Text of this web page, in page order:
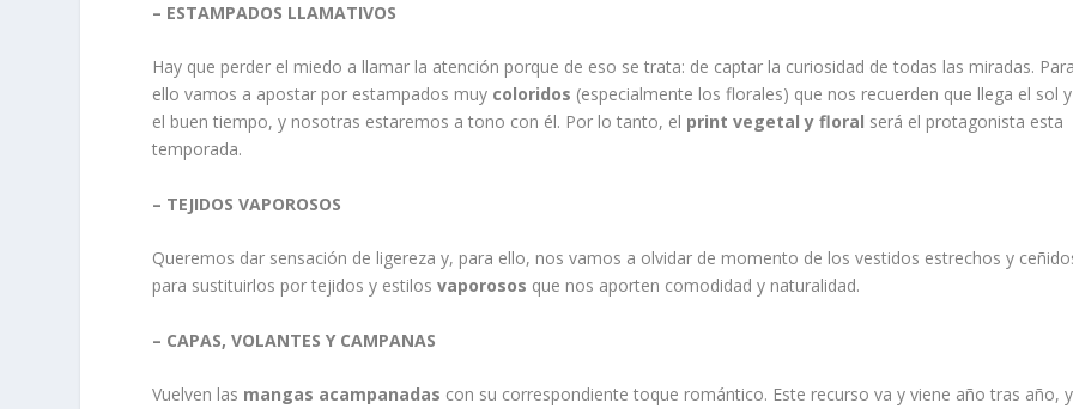
– ESTAMPADOS LLAMATIVOS
Hay que perder el miedo a llamar la atención porque de eso se trata: de captar la curiosidad de todas las miradas.
ello vamos a apostar por estampados muy coloridos (especialmente los florales) que nos recuerden que llega el sol y
el buen tiempo, y nosotras estaremos a tono con él. Por lo tanto, el print vegetal y floral será el protagonista esta
temporada.
– TEJIDOS VAPOROSOS
Queremos dar sensación de ligereza y, para ello, nos vamos a olvidar de momento de los vestidos estrechos y
para sustituirlos por tejidos y estilosvaporosos que nos aporten comodidad y naturalidad.
– CAPAS, VOLANTES Y CAMPANAS
Vuelven las mangas acampanadas con su correspondiente toque romántico. Este recurso va y viene año tras año, y